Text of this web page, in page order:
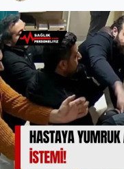
Güncel
Kamu Alımları